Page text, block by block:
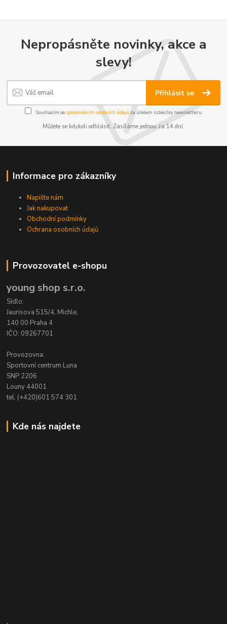
Nepropásněte novinky, akce a
slevy!
Přihlásit se
Souhlasím se zpracováním osobních údajůza účelem rozesílky newsletteru.
Můžete se kdykoli odhlásit. Zasíláme jednou za 14 dní.
Informace pro zákazníky
Napište nám
Jak nakupovat
Obchodní podmínky
Ochrana osobních údajů
Provozovatel e-shopu
young shop s.r.o.
Sídlo:
Jaurisova 515/4, Michle,
140 00 Praha 4
IČO: 09267701
Provozovna:
Sportovní centrum Luna
SNP 2206
Louny 44001
tel. (+420)601 574 301
Kde nás najdete